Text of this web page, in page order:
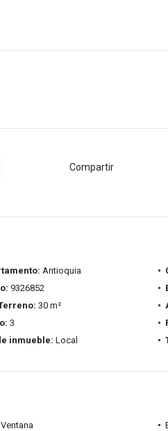
Compartir
Antioquia
9326852
30 m²
3
inmueble: Local